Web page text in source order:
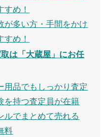
め！
が多い方・手間をかけ
め！
は「大蔵屋」にお任
用品でもしっかり査定
を持つ査定員が在籍
ルでまとめて売れる
料